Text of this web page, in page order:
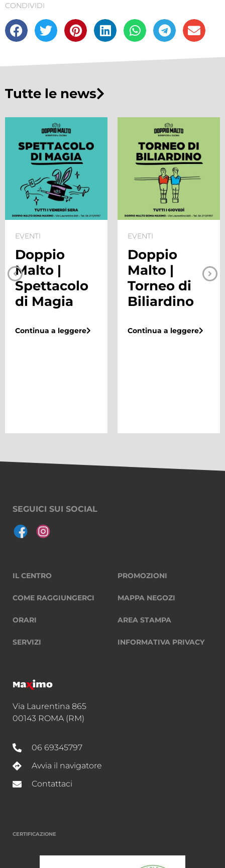
CONDIVIDI
Tutte le news
EVENTI
Doppio
Malto |
Spettacolo
di Magia
Continua a leggere
EVENTI
Doppio
Malto |
Torneo di
Biliardino
Continua a leggere
SEGUICI SUI SOCIAL
IL CENTRO
COME RAGGIUNGERCI
ORARI
SERVIZI
PROMOZIONI
MAPPA NEGOZI
AREA STAMPA
INFORMATIVA PRIVACY
Via Laurentina 865
00143 ROMA (RM)
06 69345797
Avvia il navigatore
Contattaci
CERTIFICAZIONE